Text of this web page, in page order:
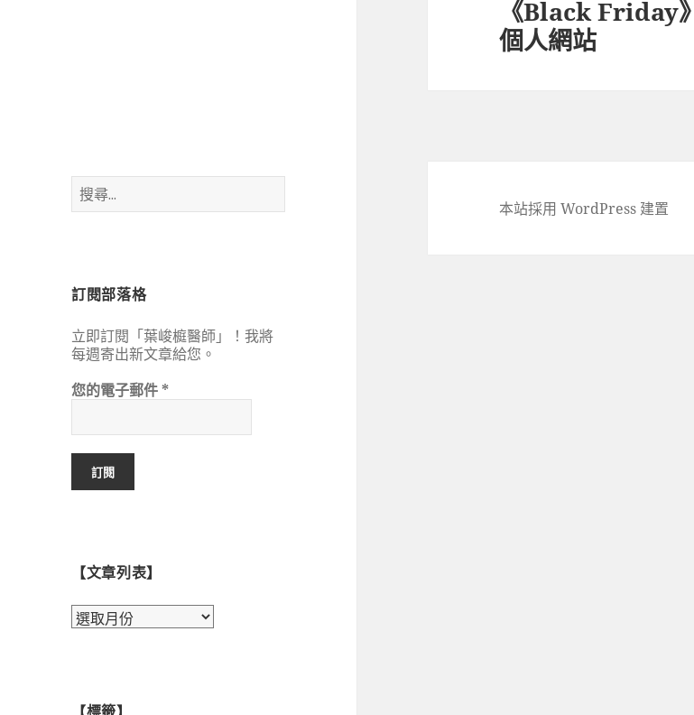
搜
尋
訂閱部落格
立即訂閱「葉峻榳醫師」！我將
每週寄出新文章給您。
您的電子郵件*
【文章列表】
【文
《Black Friday
個人網站
本站採用 WordPress 建置